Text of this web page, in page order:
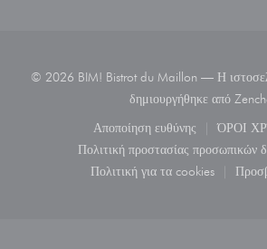
© 2026 BIM! Bistrot du Maillon — Η
δημιουργήθηκε από
Αποποίηση ευθύνης
((ανοίγει σε νέο
ΌΡΟΙ
Πολιτική προστασίας προσωπικών
((ανοίγει
Πολιτική για τα cookies
((ανοίγει σε νέο